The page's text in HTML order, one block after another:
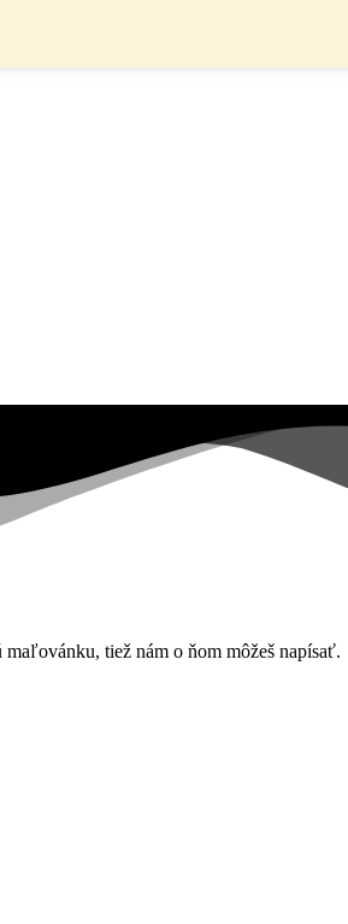
tiež nám o ňom môžeš napísať.